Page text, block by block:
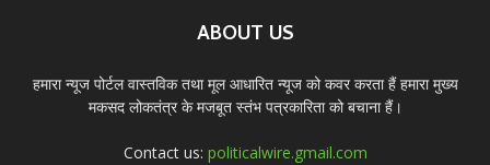
ABOUT US
हमारा न्यूज पोर्टल वास्तविक तथा मूल आधारित न्यूज को कवर करता हैं हमारा मुख्य
मकसद लोकतंत्र के मजबूत स्तंभ पत्रकारिता को बचाना हैं।
Contact us: politicalwire.gmail.com